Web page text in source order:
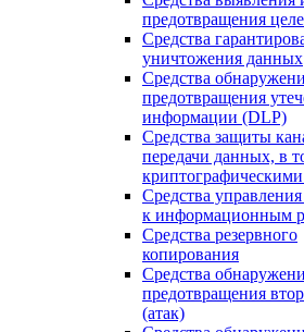
предотвращения
Средства
уничтожения данных
Средства
предотвращения
информации (DLP)
Средства защиты
передачи данных, в
Средства
к информационным
Средства резервного
копирования
Средства
предотвращения
(атак)